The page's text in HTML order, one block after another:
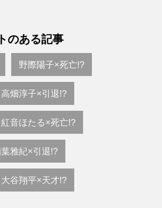
のある記事
野際陽子×死亡!?
高畑淳子×引退!?
紅音ほたる×死亡!?
雅紀×引退!?
大谷翔平×天才!?